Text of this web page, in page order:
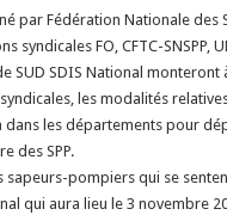
par Fédération Nationale des
syndicales FO, CFTC-SNSPP,
SUD SDIS National
les modalités
dans les départements pour
des SPP.
sapeurs-pompiers qui se
qui aura lieu le 3 novembre